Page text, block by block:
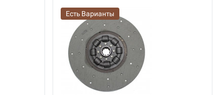
Есть Варианты